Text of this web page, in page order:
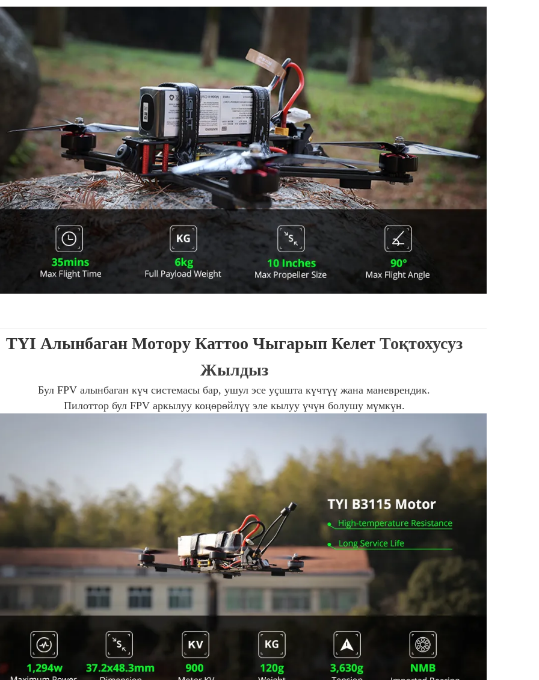
TYI Алынбаган Мотору Каттоо Чыгарып Келет Тоқтохусуз
Жылдыз
Бул FPV алынбаган күч системасы бар, ушул эсе уçuшта күчтүү жана маневрендик.
Пилоттор бул FPV аркылуу коңөрөйлүү эле кылуу үчүн болушу мүмкүн.